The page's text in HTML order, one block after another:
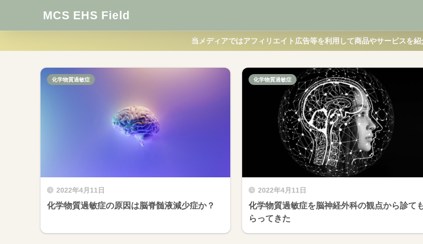
MCS EHS Field
当メディアではアフィリエイト広告等を利用して商品やサービスを紹
2022年4月11日
化学物質過敏症の原因は脳脊髄液減少症か？
化学物質過敏症
2022年4月11日
化学物質過敏症を脳神経外科の観点から診て
らってきた
化学物質過敏症